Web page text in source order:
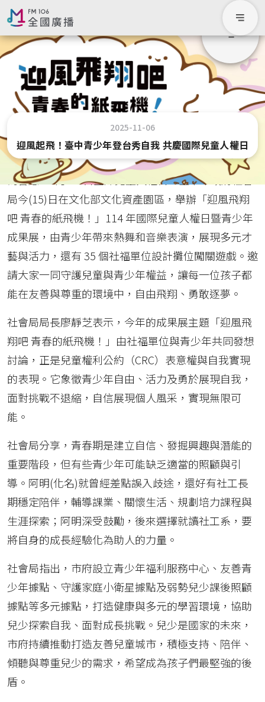
2025-11-06
迎風起飛！臺中青少年登台秀自我 共慶國際兒童人權日
為響應 11 月 20 日國際兒童人權日，臺中市政府社會
局今(15)日在文化部文化資產園區，舉辦「迎風飛翔
吧 青春的紙飛機！」114 年國際兒童人權日暨青少年
成果展，由青少年帶來熱舞和音樂表演，展現多元才
藝與活力，還有 35 個社福單位設計攤位闖關遊戲。邀
請大家一同守護兒童與青少年權益，讓每一位孩子都
能在友善與尊重的環境中，自由飛翔、勇敢逐夢。
社會局局長廖靜芝表示，今年的成果展主題「迎風飛
翔吧 青春的紙飛機！」由社福單位與青少年共同發想
討論，正是兒童權利公約（CRC）表意權與自我實現
的表現。它象徵青少年自由、活力及勇於展現自我，
面對挑戰不退縮，自信展現個人風采，實現無限可
能。
社會局分享，青春期是建立自信、發掘興趣與潛能的
重要階段，但有些青少年可能缺乏適當的照顧與引
導。阿明(化名)就曾經差點誤入歧途，還好有社工長
期穩定陪伴，輔導課業、關懷生活、規劃培力課程與
生涯探索；阿明深受鼓勵，後來選擇就讀社工系，要
將自身的成長經驗化為助人的力量。
社會局指出，市府設立青少年福利服務中心、友善青
少年據點、守護家庭小衛星據點及弱勢兒少課後照顧
據點等多元據點，打造健康與多元的學習環境，協助
兒少探索自我、面對成長挑戰。兒少是國家的未來，
市府持續推動打造友善兒童城市，積極支持、陪伴、
傾聽與尊重兒少的需求，希望成為孩子們最堅強的後
盾。